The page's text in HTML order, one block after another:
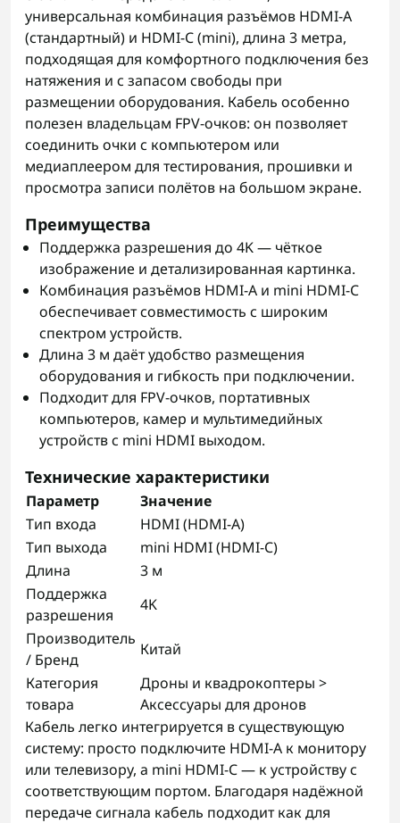
универсальная комбинация разъёмов HDMI-A
(стандартный) и HDMI-C (mini), длина 3 метра,
подходящая для комфортного подключения без
натяжения и с запасом свободы при
размещении оборудования. Кабель особенно
полезен владельцам FPV-очков: он позволяет
соединить очки с компьютером или
медиаплеером для тестирования, прошивки и
просмотра записи полётов на большом экране.
Преимущества
Поддержка разрешения до 4K — чёткое
изображение и детализированная картинка.
Комбинация разъёмов HDMI-A и mini HDMI-C
обеспечивает совместимость с широким
спектром устройств.
Длина 3 м даёт удобство размещения
оборудования и гибкость при подключении.
Подходит для FPV-очков, портативных
компьютеров, камер и мультимедийных
устройств с mini HDMI выходом.
Технические характеристики
Параметр
Значение
Тип входа
HDMI (HDMI-A)
Тип выхода
mini HDMI (HDMI-C)
Длина
3 м
Поддержка
разрешения
4K
Производитель
/ Бренд
Китай
Категория
товара
Дроны и квадрокоптеры >
Аксессуары для дронов
Кабель легко интегрируется в существующую
систему: просто подключите HDMI-A к монитору
или телевизору, а mini HDMI-C — к устройству с
соответствующим портом. Благодаря надёжной
передаче сигнала кабель подходит как для